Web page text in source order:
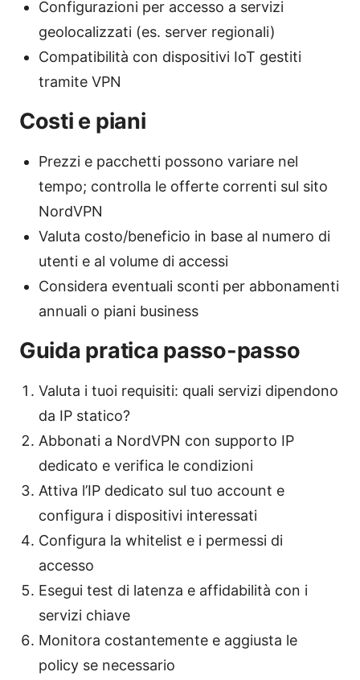
Configurazioni per accesso a servizi
geolocalizzati (es. server regionali)
Compatibilità con dispositivi IoT gestiti
tramite VPN
Costi e piani
Prezzi e pacchetti possono variare nel
tempo; controlla le offerte correnti sul sito
NordVPN
Valuta costo/beneficio in base al numero di
utenti e al volume di accessi
Considera eventuali sconti per abbonamenti
annuali o piani business
Guida pratica passo-passo
Valuta i tuoi requisiti: quali servizi dipendono
da IP statico?
Abbonati a NordVPN con supporto IP
dedicato e verifica le condizioni
Attiva l’IP dedicato sul tuo account e
configura i dispositivi interessati
Configura la whitelist e i permessi di
accesso
Esegui test di latenza e affidabilità con i
servizi chiave
Monitora costantemente e aggiusta le
policy se necessario